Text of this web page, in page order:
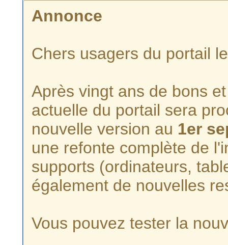
Annonce
Chers usagers du portail
Après vingt ans de bons
actuelle du portail sera
nouvelle version au 1er
une refonte complète de
supports (ordinateurs,
également de nouvelles
Vous pouvez tester la